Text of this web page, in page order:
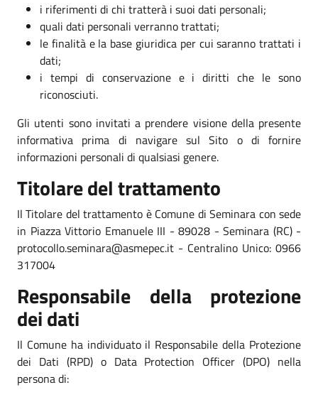
i riferimenti di chi tratterà i suoi dati personali;
quali dati personali verranno trattati;
le finalità e la base giuridica per cui saranno trattati i
dati;
i tempi di conservazione e i diritti che le sono
riconosciuti.
Gli utenti sono invitati a prendere visione della presente
informativa prima di navigare sul Sito o di fornire
informazioni personali di qualsiasi genere.
Titolare del trattamento
Il Titolare del trattamento è Comune di Seminara con sede
in Piazza Vittorio Emanuele III - 89028 - Seminara (RC) -
protocollo.seminara@asmepec.it - Centralino Unico: 0966
317004
Responsabile della protezione
dei dati
Il Comune ha individuato il Responsabile della Protezione
dei Dati (RPD) o Data Protection Officer (DPO) nella
persona di: